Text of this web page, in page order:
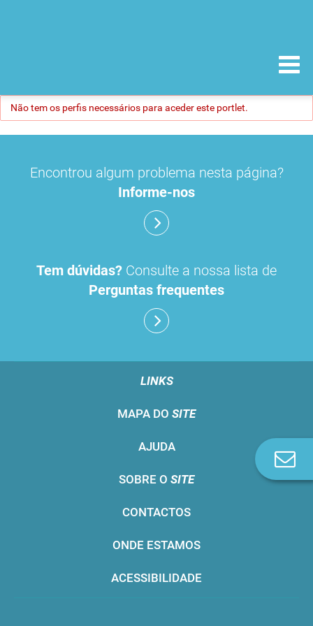
Não tem os perfis necessários para aceder este portlet.
Encontrou algum problema nesta página?
Informe-nos
Tem dúvidas? Consulte a nossa lista de
Perguntas frequentes
LINKS
MAPA DO SITE
AJUDA
SOBRE O SITE
CONTACTOS
ONDE ESTAMOS
ACESSIBILIDADE